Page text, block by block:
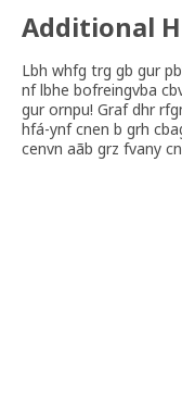
Additional
Lbh whfg trg gb gur
nf lbhe bofreingvba
gur ornpu! Graf dhr
hfá-ynf cnen b grh
cenvn aãb grz fvany